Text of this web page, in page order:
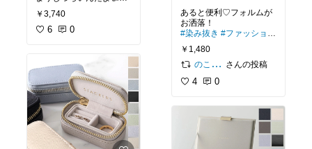
めスキンケア
毛穴ケア #UVケア
￥3,740
6 0
あると便利♡フォルムが
#染み抜き #ファッション
#ランドリー
品 #衣類
ア #携帯アイテム
￥1,480
のこ@推し活 ハンドメイド好き 元保育士
さんの投稿
4 0